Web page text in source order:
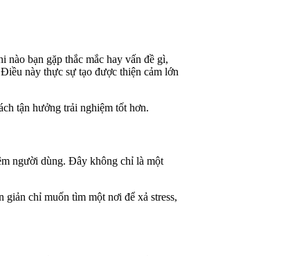
bạn gặp thắc mắc hay vấn đề gì,
này thực sự tạo được thiện cảm lớn
tận hưởng trải nghiệm tốt hơn.
người dùng. Đây không chỉ là một
chỉ muốn tìm một nơi để xả stress,